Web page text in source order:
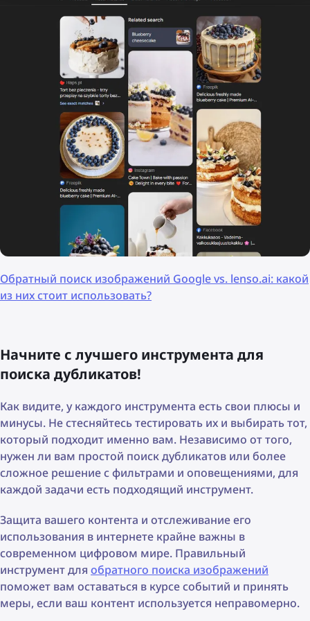
Обратный поиск изображений Google vs. lenso.ai: какой
из них стоит использовать?
Начните с лучшего инструмента для
поиска дубликатов!
Как видите, у каждого инструмента есть свои плюсы и
минусы. Не стесняйтесь тестировать их и выбирать тот,
который подходит именно вам. Независимо от того,
нужен ли вам простой поиск дубликатов или более
сложное решение с фильтрами и оповещениями, для
каждой задачи есть подходящий инструмент.
Защита вашего контента и отслеживание его
использования в интернете крайне важны в
современном цифровом мире. Правильный
инструмент для обратного поиска изображений
поможет вам оставаться в курсе событий и принять
меры, если ваш контент используется неправомерно.